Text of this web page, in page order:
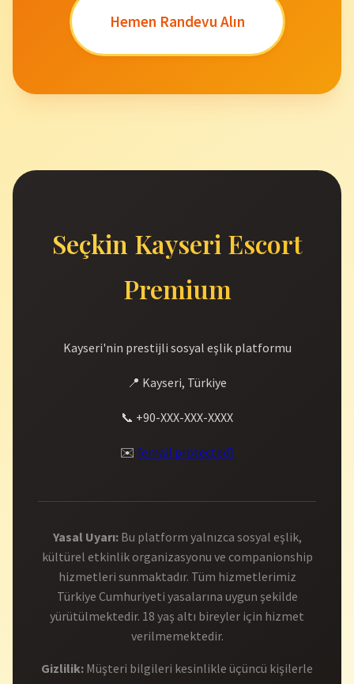
Hemen Randevu Alın
Seçkin Kayseri Escort
Premium
Kayseri'nin prestijli sosyal eşlik platformu
📍 Kayseri, Türkiye
📞 +90-XXX-XXX-XXXX
✉️ [email protected]
Yasal Uyarı:Bu platform yalnızca sosyal eşlik,
kültürel etkinlik organizasyonu ve companionship
hizmetleri sunmaktadır. Tüm hizmetlerimiz
Türkiye Cumhuriyeti yasalarına uygun şekilde
yürütülmektedir. 18 yaş altı bireyler için hizmet
verilmemektedir.
Gizlilik: Müşteri bilgileri kesinlikle üçüncü kişilerle